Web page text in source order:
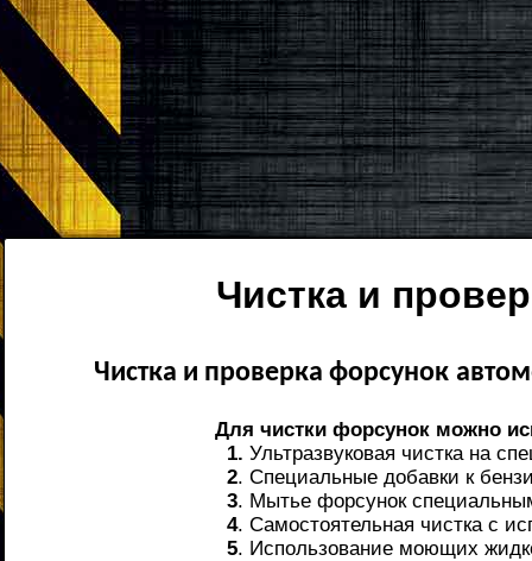
Чистка и проверка форсунок
Чистка и
Для чистки форсунок можно
1. Ультразвуковая чистка на
2. Специальные добавки к
3. Мытье форсунок
4. Самостоятельная чистка с
5. Использование моющих